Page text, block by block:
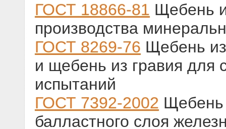
ГОСТ 18866-81 Щебень
производства
ГОСТ 8269-76 Щебень
и щебень из гравия для
испытаний
ГОСТ 7392-2002 Щебень
балластного слоя